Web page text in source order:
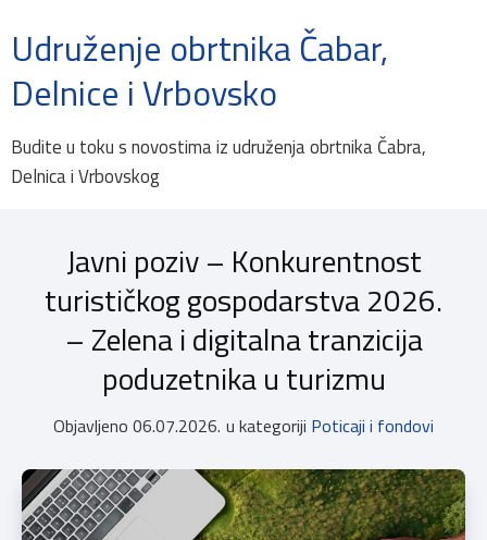
Udruženje obrtnika Čabar,
Delnice i Vrbovsko
Budite u toku s novostima iz udruženja obrtnika Čabra,
Delnica i Vrbovskog
Javni poziv – Konkurentnost
turističkog gospodarstva 2026.
– Zelena i digitalna tranzicija
poduzetnika u turizmu
Objavljeno 06.07.2026. u kategoriji Poticaji i fondovi